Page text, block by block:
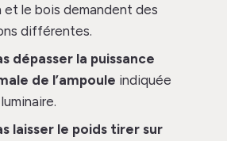
et le bois demandent des
différentes.
dépasser la puissance
de l’ampoule indiquée
laisser le poids tirer sur